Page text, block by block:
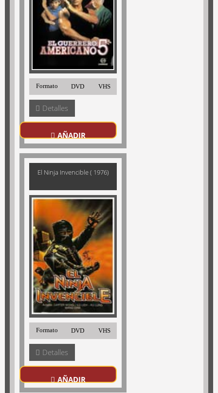
Formato DVD VHS
Detalles
AÑADIR
El Ninja Invencible ( 1976)
Formato DVD VHS
Detalles
AÑADIR